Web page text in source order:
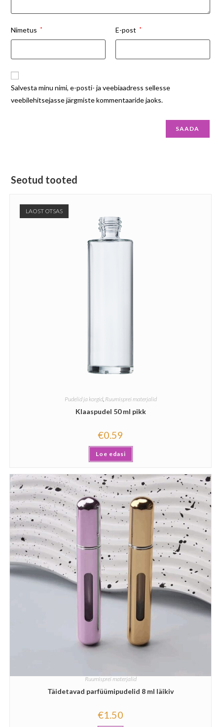
Nimetus * E-post *
Salvesta minu nimi, e-posti- ja veebiaadress sellesse
veebilehitsejasse järgmiste kommentaaride jaoks.
Seotud tooted
LAOST OTSAS
Pudelid ja korgid, Ruumisprei materjalid
Klaaspudel 50 ml pikk
€0.59
Loe edasi
Ruumisprei materjalid
Täidetavad parfüümipudelid 8 ml läikiv
€1.50